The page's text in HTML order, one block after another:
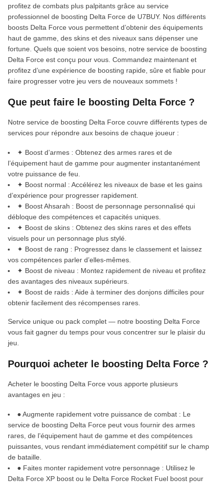
profitez de combats plus palpitants grâce au service
professionnel de boosting Delta Force de U7BUY. Nos différents
boosts Delta Force vous permettent d’obtenir des équipements
haut de gamme, des skins et des niveaux sans dépenser une
fortune. Quels que soient vos besoins, notre service de boosting
Delta Force est conçu pour vous. Commandez maintenant et
profitez d’une expérience de boosting rapide, sûre et fiable pour
faire progresser votre jeu vers de nouveaux sommets !
Que peut faire le boosting Delta Force ?
Notre service de boosting Delta Force couvre différents types de
services pour répondre aux besoins de chaque joueur :
✦ Boost d’armes : Obtenez des armes rares et de
l’équipement haut de gamme pour augmenter instantanément
votre puissance de feu.
✦ Boost normal : Accélérez les niveaux de base et les gains
d’expérience pour progresser rapidement.
✦ Boost Ahsarah : Boost de personnage personnalisé qui
débloque des compétences et capacités uniques.
✦ Boost de skins : Obtenez des skins rares et des effets
visuels pour un personnage plus stylé.
✦ Boost de rang : Progressez dans le classement et laissez
vos compétences parler d’elles‑mêmes.
✦ Boost de niveau : Montez rapidement de niveau et profitez
des avantages des niveaux supérieurs.
✦ Boost de raids : Aide à terminer des donjons difficiles pour
obtenir facilement des récompenses rares.
Service unique ou pack complet — notre boosting Delta Force
vous fait gagner du temps pour vous concentrer sur le plaisir du
jeu.
Pourquoi acheter le boosting Delta Force ?
Acheter le boosting Delta Force vous apporte plusieurs
avantages en jeu :
● Augmente rapidement votre puissance de combat : Le
service de boosting Delta Force peut vous fournir des armes
rares, de l’équipement haut de gamme et des compétences
puissantes, vous rendant immédiatement compétitif sur le champ
de bataille.
● Faites monter rapidement votre personnage : Utilisez le
Delta Force XP boost ou le Delta Force Rocket Fuel boost pour